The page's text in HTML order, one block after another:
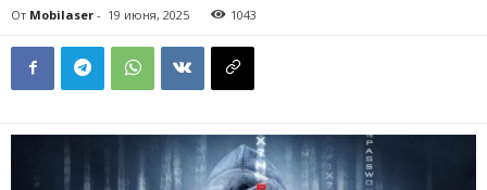
От Mobilaser - 19 июня, 2025 1043